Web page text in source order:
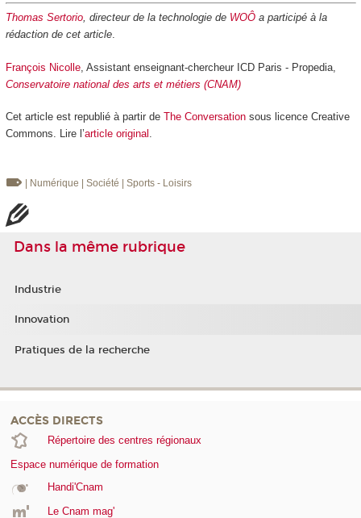
Thomas Sertorio, directeur de la technologie de WOÔa participé à la
rédaction de cet article.
François Nicolle, Assistant enseignant-chercheur ICD Paris - Propedia,
Conservatoire national des arts et métiers (CNAM)
Cet article est republié à partir de The Conversationsous licence Creative
Commons. Lire l’article original .
| Numérique | Société | Sports - Loisirs
Dans la même rubrique
Industrie
Innovation
Pratiques de la recherche
ACCÈS DIRECTS
Répertoire des centres régionaux
Espace numérique de formation
Handi'Cnam
Le Cnam mag'